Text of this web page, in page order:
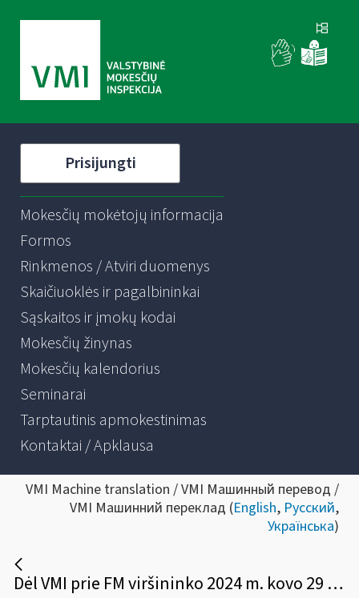
Prisijungti
Mokesčių mokėtojų informacija
Formos
Rinkmenos / Atviri duomenys
Skaičiuoklės ir pagalbininkai
Sąskaitos ir įmokų kodai
Mokesčių žinynas
Mokesčių kalendorius
Seminarai
Tarptautinis apmokestinimas
Kontaktai / Apklausa
VMI Machine translation / VMI Машинный перевод /
VMI Машинний переклад (English, Русский,
Українська)
Dėl VMI prie FM viršininko 2024 m. kovo 29 d. įsakymo Nr. VA-33